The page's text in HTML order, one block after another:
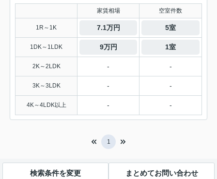
家賃相場 空室件数
1R～1K 7.1万円 5室
1DK～1LDK 9万円 1室
2K～2LDK - -
3K～3LDK - -
4K～4LDK以上 - -
1
検索条件を変更 まとめてお問い合わせ